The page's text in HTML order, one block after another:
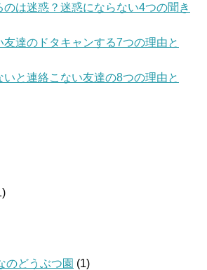
のは迷惑？迷惑にならない4つの聞き
友達のドタキャンする7つの理由と
いと連絡こない友達の8つの理由と
のどうぶつ園 (1)